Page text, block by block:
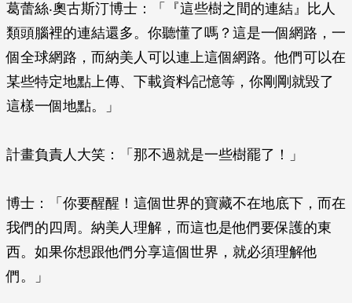
葛蕾絲‧奧古斯汀博士：「『這些樹之間的連結』比人
類頭腦裡的連結還多。你聽懂了嗎？這是一個網路，一
個全球網路，而納美人可以連上這個網路。他們可以在
某些特定地點上傳、下載資料∕記憶等，你剛剛就毀了
這樣一個地點。」
計畫負責人大笑：「那不過就是一些樹罷了！」
博士：「你要醒醒！這個世界的寶藏不在地底下，而在
我們的四周。納美人理解，而這也是他們要保護的東
西。如果你想跟他們分享這個世界，就必須理解他
們。」